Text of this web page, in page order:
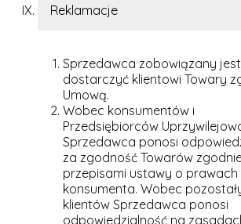
Reklamacje
Sprzedawca zobowiązany jest
dostarczyć klientowi Towary
Umową.
Wobec konsumentów i
Przedsiębiorców
Sprzedawca ponosi
za zgodność Towarów
przepisami ustawy o prawach
konsumenta. Wobec
klientów Sprzedawca ponosi
odpowiedzialność na